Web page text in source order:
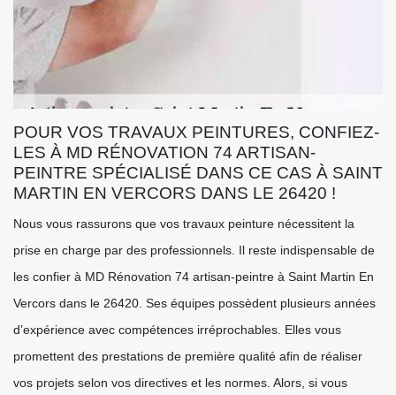
POUR VOS TRAVAUX PEINTURES, CONFIEZ-
LES À MD RÉNOVATION 74 ARTISAN-
PEINTRE SPÉCIALISÉ DANS CE CAS À SAINT
MARTIN EN VERCORS DANS LE 26420 !
Nous vous rassurons que vos travaux peinture nécessitent la
prise en charge par des professionnels. Il reste indispensable de
les confier à MD Rénovation 74 artisan-peintre à Saint Martin En
Vercors dans le 26420. Ses équipes possèdent plusieurs années
d’expérience avec compétences irréprochables. Elles vous
promettent des prestations de première qualité afin de réaliser
vos projets selon vos directives et les normes. Alors, si vous